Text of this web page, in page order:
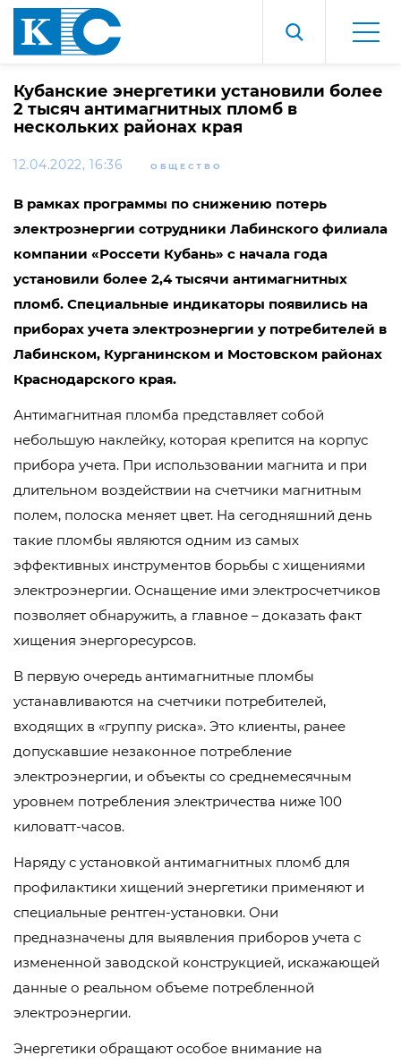
Кубанские энергетики установили более
2 тысяч антимагнитных пломб в
нескольких районах края
12.04.2022, 16:36 ОБЩЕСТВО
В рамках программы по снижению потерь
электроэнергии сотрудники Лабинского филиала
компании «Россети Кубань» с начала года
установили более 2,4 тысячи антимагнитных
пломб. Специальные индикаторы появились на
приборах учета электроэнергии у потребителей в
Лабинском, Курганинском и Мостовском районах
Краснодарского края.
Антимагнитная пломба представляет собой
небольшую наклейку, которая крепится на корпус
прибора учета. При использовании магнита и при
длительном воздействии на счетчики магнитным
полем, полоска меняет цвет. На сегодняшний день
такие пломбы являются одним из самых
эффективных инструментов борьбы с хищениями
электроэнергии. Оснащение ими электросчетчиков
позволяет обнаружить, а главное – доказать факт
хищения энергоресурсов.
В первую очередь антимагнитные пломбы
устанавливаются на счетчики потребителей,
входящих в «группу риска». Это клиенты, ранее
допускавшие незаконное потребление
электроэнергии, и объекты со среднемесячным
уровнем потребления электричества ниже 100
киловатт-часов.
Наряду с установкой антимагнитных пломб для
профилактики хищений энергетики применяют и
специальные рентген-установки. Они
предназначены для выявления приборов учета с
измененной заводской конструкцией, искажающей
данные о реальном объеме потребленной
электроэнергии.
Энергетики обращают особое внимание на